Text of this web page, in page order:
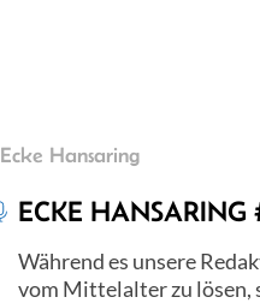
Ecke Hansaring
ECKE
Während es unsere
vom Mittelalter zu lösen,